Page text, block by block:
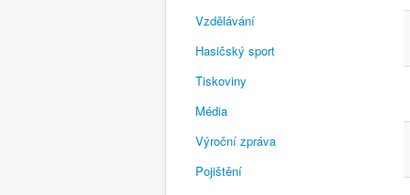
Vzdělávání
Hasičský sport
Tiskoviny
Média
Výroční zpráva
Pojištění